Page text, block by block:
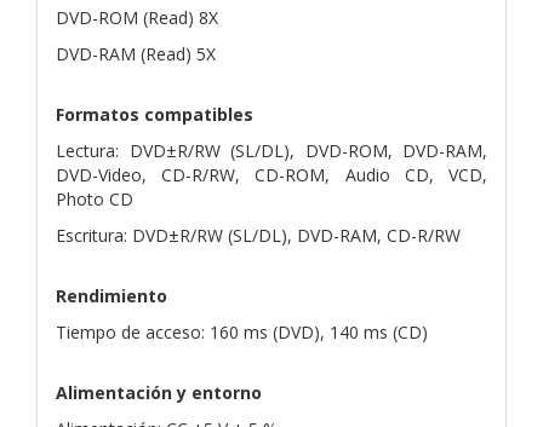
DVD-ROM (Read) 8X
DVD-RAM (Read) 5X
Formatos compatibles
Lectura: DVD±R/RW (SL/DL), DVD-ROM, DVD-RAM,
DVD-Video, CD-R/RW, CD-ROM, Audio CD, VCD,
Photo CD
Escritura: DVD±R/RW (SL/DL), DVD-RAM, CD-R/RW
Rendimiento
Tiempo de acceso: 160 ms (DVD), 140 ms (CD)
Alimentación y entorno